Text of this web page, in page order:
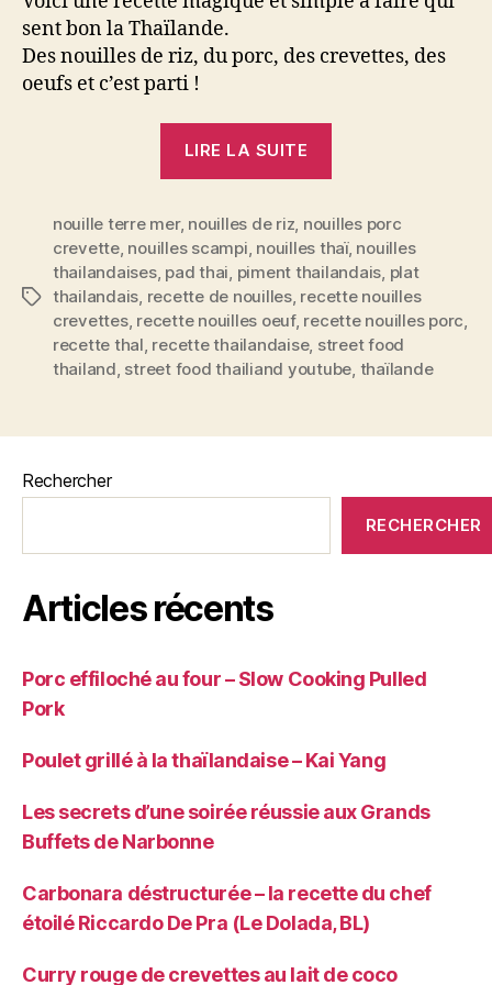
sent bon la Thaïlande.
Des nouilles de riz, du porc, des crevettes, des
oeufs et c’est parti !
LIRE LA SUITE
les
nouilles
de
riz
thaïlandaises »
Étiquettes
nouille terre mer, nouilles de riz nouilles porc
crevette, nouilles scampi nouilles thaï, nouilles
thailandaises, pad thai piment thailandais plat
thailandais recette de nouilles, recette nouilles
crevettes, recette nouilles oeuf, recette nouilles porc
recette thaI recette thailandaise, street food
thailand street food thailiand youtube thaïlande
Rechercher
RECHERCHER
Articles récents
Porc effiloché au four – Slow Cooking Pulled
Pork
Poulet grillé à la thaïlandaise – Kai Yang
Les secrets d’une soirée réussie aux Grands
Buffets de Narbonne
Carbonara déstructurée – la recette du chef
étoilé Riccardo De Pra (Le Dolada, BL)
Curry rouge de crevettes au lait de coco